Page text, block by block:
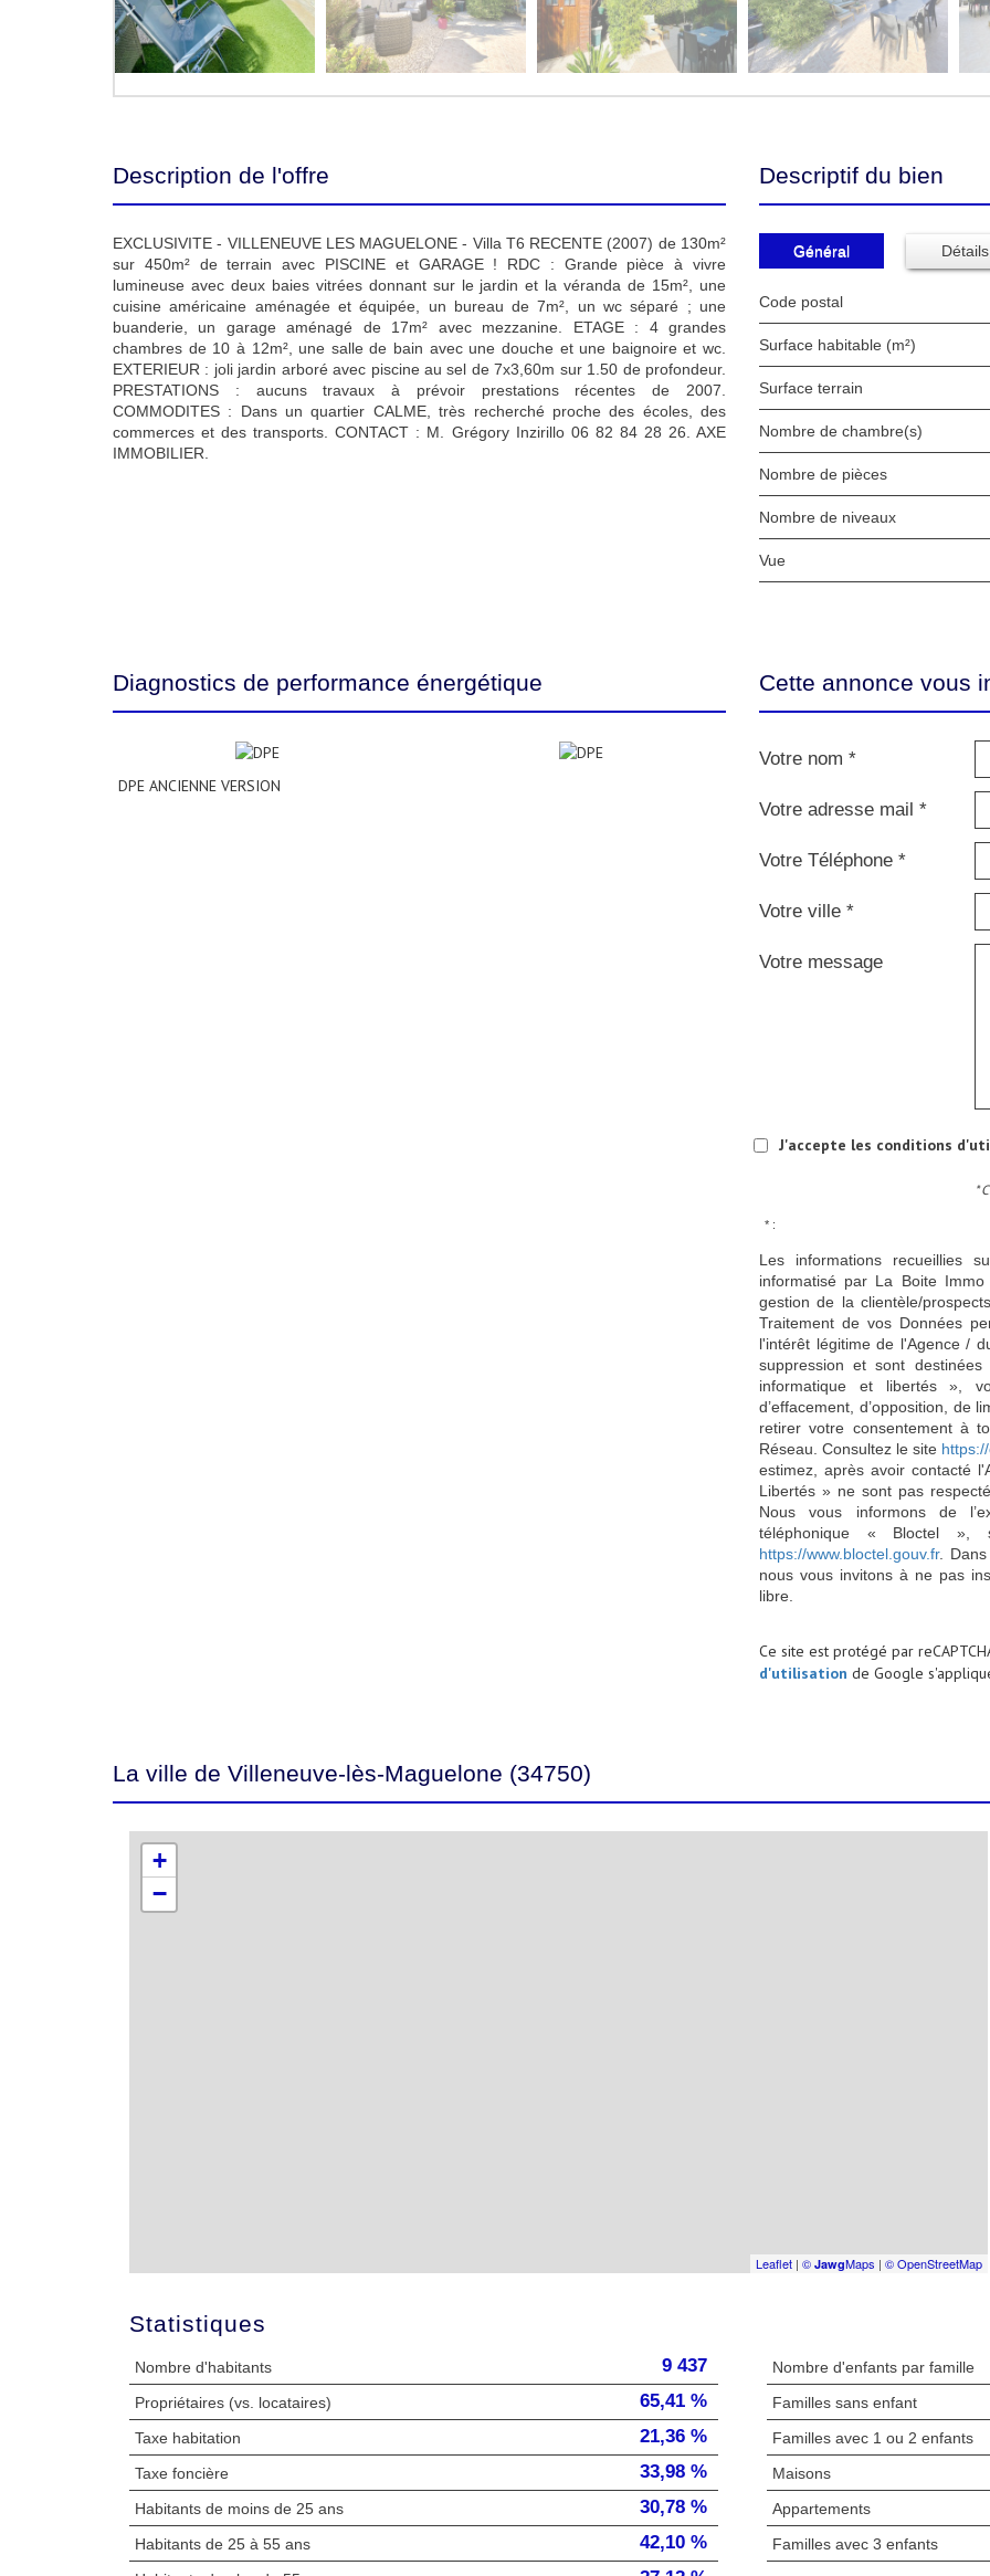
Description de l'offre
EXCLUSIVITE - VILLENEUVE LES MAGUELONE - Villa T6 RECENTE (2007) de 130m²
sur 450m² de terrain avec PISCINE et GARAGE ! RDC : Grande pièce à vivre
lumineuse avec deux baies vitrées donnant sur le jardin et la véranda de 15m², une
cuisine américaine aménagée et équipée, un bureau de 7m², un wc séparé ; une
buanderie, un garage aménagé de 17m² avec mezzanine. ETAGE : 4 grandes
chambres de 10 à 12m², une salle de bain avec une douche et une baignoire et wc.
EXTERIEUR : joli jardin arboré avec piscine au sel de 7x3,60m sur 1.50 de profondeur.
PRESTATIONS : aucuns travaux à prévoir prestations récentes de 2007.
COMMODITES : Dans un quartier CALME, très recherché proche des écoles, des
commerces et des transports. CONTACT : M. Grégory Inzirillo 06 82 84 28 26. AXE
IMMOBILIER.
Descriptif du bien
Général
Code postal
Surface habitable (m²)
surface terrain
Nombre de chambre(s)
Nombre de pièces
Nombre de niveaux
Vue
Diagnostics de performance énergétique
DPE ANCIENNE VERSION
Cette annonce vous
Votre nom *
Votre adresse mail *
Votre Téléphone *
Votre ville *
Votre message
J'accepte les conditions
*
* :
Les informations recueillies
informatisé par La Boite
gestion de la clientèle/
Traitement de vos Données
l'intérêt légitime de l'Agence /
suppression et sont
informatique et libertés »,
d’effacement, d’opposition, de
retirer votre consentement à
Réseau. Consultez le site
estimez, après avoir contacté
Libertés » ne sont pas
Nous vous informons de
téléphonique « Bloctel
https://www.bloctel.gouv.fr.
nous vous invitons à ne pas
libre.
Ce site est protégé par
d'utilisation de Google
La ville de Villeneuve-lès-Maguelone (34750)
+
−
Leaflet | © JawgMaps | © OpenStreetMap
Statistiques
Nombre d'habitants 9 437
Propriétaires (vs. locataires) 65,41 %
Taxe habitation 21,36 %
Taxe foncière 33,98 %
Habitants de moins de 25 ans 30,78 %
Habitants de 25 à 55 ans 42,10 %
Nombre d'enfants par famille
Familles sans enfant
Familles avec 1 ou 2 enfants
Maisons
Appartements
Familles avec 3 enfants